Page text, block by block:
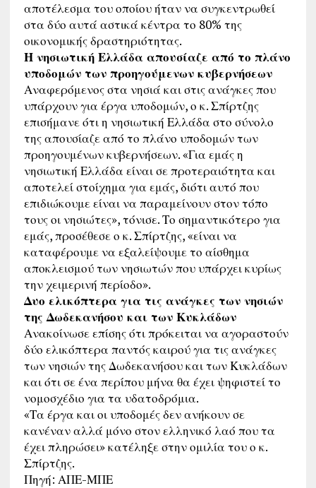
αποτέλεσμα του οποίου ήταν να συγκεντρωθεί
στα δύο αυτά αστικά κέντρα το 80% της
οικονομικής δραστηριότητας.
Η νησιωτική Ελλάδα απουσίαζε από το πλάνο
υποδομών των προηγούμενων κυβερνήσεων
Αναφερόμενος στα νησιά και στις ανάγκες που
υπάρχουν για έργα υποδομών, ο κ. Σπίρτζης
επισήμανε ότι η νησιωτική Ελλάδα στο σύνολο
της απουσίαζε από το πλάνο υποδομών των
προηγουμένων κυβερνήσεων. «Για εμάς η
νησιωτική Ελλάδα είναι σε προτεραιότητα και
αποτελεί στοίχημα για εμάς, διότι αυτό που
επιδιώκουμε είναι να παραμείνουν στον τόπο
τους οι νησιώτες», τόνισε. Το σημαντικότερο για
εμάς, προσέθεσε ο κ. Σπίρτζης, «είναι να
καταφέρουμε να εξαλείψουμε το αίσθημα
αποκλεισμού των νησιωτών που υπάρχει κυρίως
την χειμερινή περίοδο».
Δυο ελικόπτερα για τις ανάγκες των νησιών
της Δωδεκανήσου και των Κυκλάδων
Ανακοίνωσε επίσης ότι πρόκειται να αγοραστούν
δύο ελικόπτερα παντός καιρού για τις ανάγκες
των νησιών της Δωδεκανήσου και των Κυκλάδων
και ότι σε ένα περίπου μήνα θα έχει ψηφιστεί το
νομοσχέδιο για τα υδατοδρόμια.
«Τα έργα και οι υποδομές δεν ανήκουν σε
κανέναν αλλά μόνο στον ελληνικό λαό που τα
έχει πληρώσει» κατέληξε στην ομιλία του ο κ.
Σπίρτζης.
Πηγή: ΑΠΕ-ΜΠΕ